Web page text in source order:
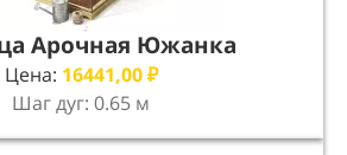
Арочная Южанка
Цена: 16441,00 ₽
Шаг дуг: 0.65 м